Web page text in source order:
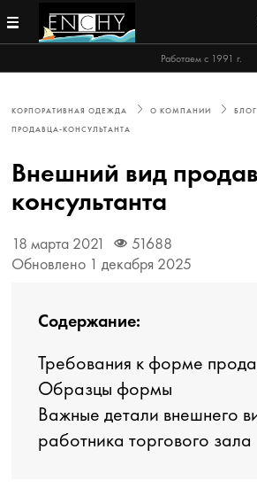
Работаем с 1991 г.
КОРПОРАТИВНАЯ ОДЕЖДА О КОМПАНИИ БЛОГ
ПРОДАВЦА-КОНСУЛЬТАНТА
Внешний вид
консультанта
18 марта 2021
51688
Обновлено 1 декабря 2025
Содержание:
Требования к форме
Образцы формы
Важные детали внешнего
работника торгового зала